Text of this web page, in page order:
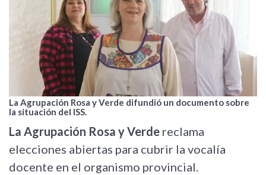
La Agrupación Rosa y Verde difundió un documento sobre
la situación del ISS.
La Agrupación Rosa y Verde reclama
elecciones abiertas para cubrir la vocalía
docente en el organismo provincial.